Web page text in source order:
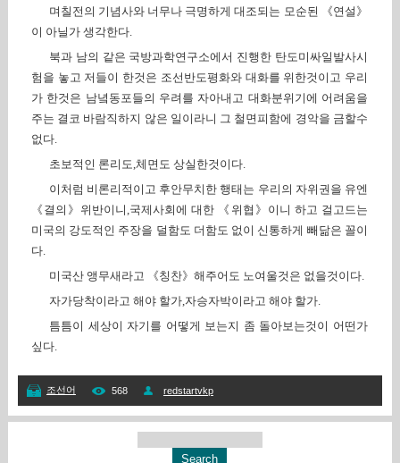
며칠전의 기념사와 너무나 극명하게 대조되는 모순된 《연설》
이 아닐가 생각한다.
북과 남의 같은 국방과학연구소에서 진행한 탄도미싸일발사시
험을 놓고 저들이 한것은 조선반도평화와 대화를 위한것이고 우리
가 한것은 남녘동포들의 우려를 자아내고 대화분위기에 어려움을
주는 결코 바람직하지 않은 일이라니 그 철면피함에 경악을 금할수
없다.
초보적인 론리도,체면도 상실한것이다.
이처럼 비론리적이고 후안무치한 행태는 우리의 자위권을 유엔
《결의》위반이니,국제사회에 대한 《위협》이니 하고 걸고드는
미국의 강도적인 주장을 덜함도 더함도 없이 신통하게 빼닮은 꼴이
다.
미국산 앵무새라고 《칭찬》해주어도 노여울것은 없을것이다.
자가당착이라고 해야 할가,자승자박이라고 해야 할가.
틈틈이 세상이 자기를 어떻게 보는지 좀 돌아보는것이 어떤가
싶다.
조선어 568 redstartvkp